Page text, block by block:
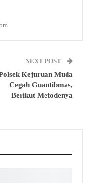
NEXT POST
Kejuruan Muda
Cegah Guantibmas,
Berikut Metodenya